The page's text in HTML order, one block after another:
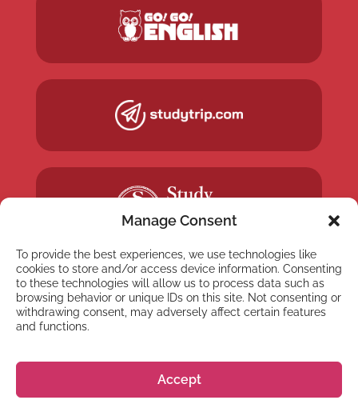
Manage Consent
To provide the best experiences, we use technologies like
cookies to store and/or access device information. Consenting
to these technologies will allow us to process data such as
browsing behavior or unique IDs on this site. Not consenting or
withdrawing consent, may adversely affect certain features
and functions.
Accept
Anmäl dig till vårt
nyhetsbrev